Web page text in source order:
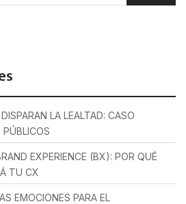
LA LEALTAD: CASO
PÚBLICOS
EXPERIENCE (BX): POR QUÉ
TU CX
EMOCIONES PARA EL